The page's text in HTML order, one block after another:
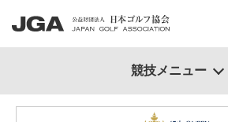
競技メニュー